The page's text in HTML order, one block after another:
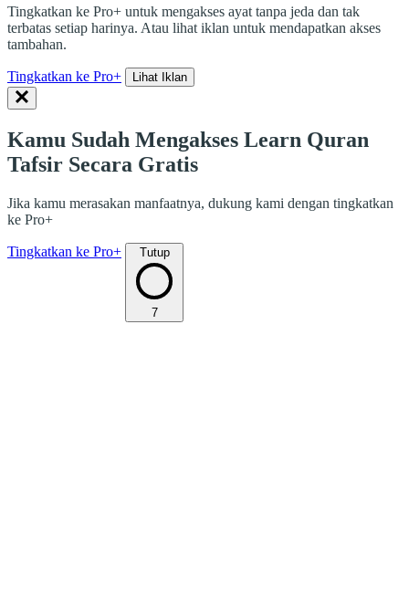
Tingkatkan ke Pro+ untuk mengakses ayat tanpa jeda dan tak
terbatas setiap harinya. Atau lihat iklan untuk mendapatkan akses
tambahan.
Tingkatkan ke Pro+ Lihat Iklan
Kamu Sudah Mengakses Learn Quran
Tafsir Secara Gratis
Jika kamu merasakan manfaatnya, dukung kami dengan tingkatkan
ke Pro+
Tingkatkan ke Pro+ Tutup
7